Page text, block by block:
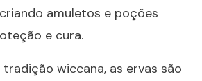
amuletos e poções
e cura.
tradição wiccana, as ervas são